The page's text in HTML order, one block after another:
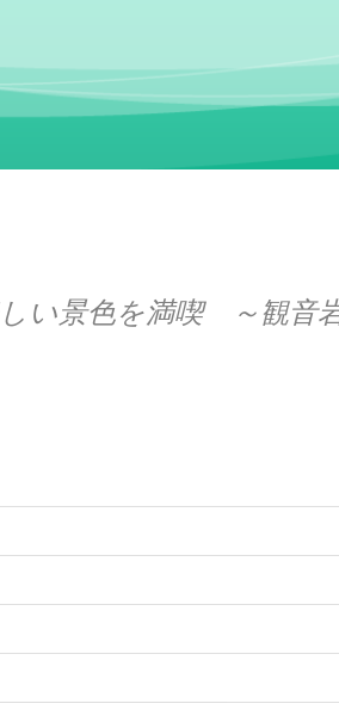
い景色を満喫 ～観音